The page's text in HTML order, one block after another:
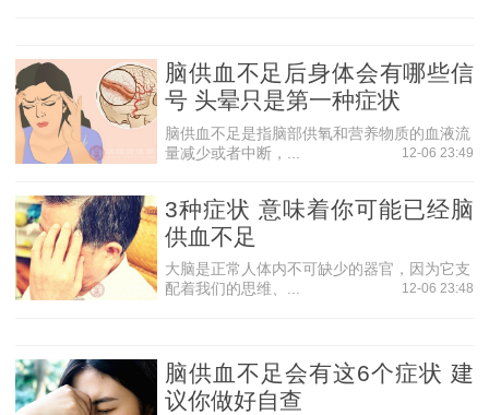
(2)抗血小板药物
首选阿司匹林，急性发作时可用300mg/d，2周后改为
30-75mg/d。 抗血小板药物，可以有效地阻止，血小板凝聚
成块，对血液循环有好处，有利于脑部的血液供应。
(3)抗凝血药物
当TIA发作频繁，持续时间较长时，可用低分子肝素0.4
皮下注射，1-2次/天。 抗凝血药物和抗血小板药物的作用相
同，都可以使血液畅通，增加脑部血液供应，降低脑缺血的
(4)手术治疗
如颈动脉有严重狭窄(超过70%)，可采用颈动脉内膜剥脱
脑供血不足后身体会有哪些信
号 头晕只是第一种症状
脑供血不足是指脑部供氧和营养物质的血液流
量减少或者中断，...
12-06 23:49
3种症状 意味着你可能已经脑
供血不足
大脑是正常人体内不可缺少的器官，因为它支
配着我们的思维、...
12-06 23:48
脑供血不足会有这6个症状 建
议你做好自查